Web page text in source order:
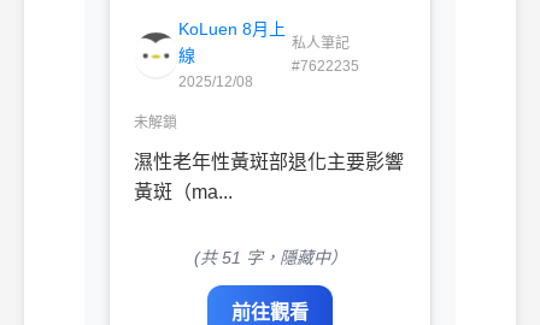
KoLuen 8月上
線
2025/12/08
私人筆記
#7622235
未解鎖
濕性老年性黃斑部退化主要影響
黃斑（ma...
(共 51 字，隱藏中）
前往觀看